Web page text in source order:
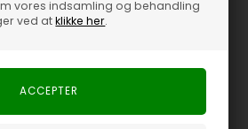
vores indsamling og behandling
ved atklikke her.